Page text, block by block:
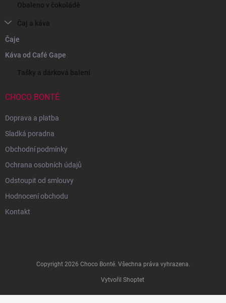
Obaleno v čokoládě
Čaj a káva
Čaje
Káva od Café Gape
Tašky a dárková balení
CHOCO BONTÉ
Doprava a platba
Sladká poradna
Obchodní podmínky
Ochrana osobních údajů
Odstoupit od smlouvy
Hodnocení obchodu
Kontakt
Vytvořil Shoptet
Copyright 2026 Choco Bonté. Všechna práva vyhrazena.